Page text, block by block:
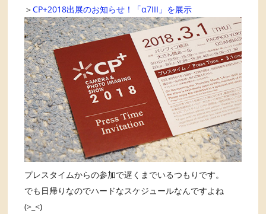
＞CP+2018出展のお知らせ！「α7III」を展示
プレスタイムからの参加で遅くまでいるつもりです。
でも日帰りなのでハードなスケジュールなんですよね
(>_<)